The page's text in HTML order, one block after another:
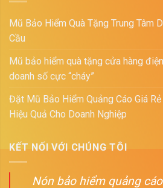
Mũ Bảo Hiểm Quà Tặng Trung Tâm
Cầu
Mũ bảo hiểm quà tặng cửa hàng
doanh số cực “cháy”
Đặt Mũ Bảo Hiểm Quảng Cáo Giá
Hiệu Quả Cho Doanh Nghiệp
KẾT NỐI VỚI CHÚNG TÔI
Nón bảo hiểm quảng